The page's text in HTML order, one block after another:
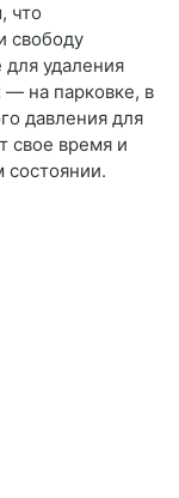
что
свободу
удаления
— на парковке, в
давления для
свое время и
состоянии.